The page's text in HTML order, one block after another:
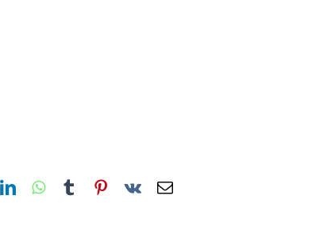
LinkedInWhatsApp
TumblrPinterest
Vk
E-